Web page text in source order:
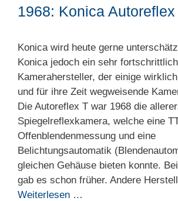
1968: Konica Autoreflex
Konica wird heute gerne
Konica jedoch ein sehr
Kamerahersteller, der einige
und für ihre Zeit wegweisende
Die Autoreflex T war 1968 die
Spiegelreflexkamera, welche eine
Offenblendenmessung und eine
Belichtungsautomatik
gleichen Gehäuse bieten konnte.
gab es schon früher. Andere
Weiterlesen …